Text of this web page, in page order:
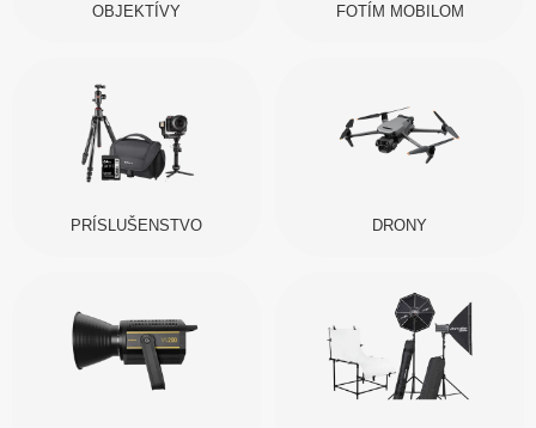
OBJEKTÍVY FOTÍM MOBILOM
PRÍSLUŠENSTVO DRONY